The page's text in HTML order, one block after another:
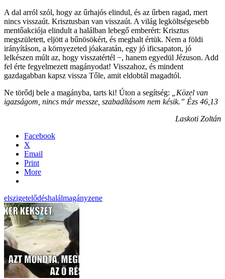
A dal arról szól, hogy az űrhajós elindul, és az űrben ragad, mert
nincs visszaút. Krisztusban van visszaút. A világ legköltségesebb
mentőakciója elindult a halálban lebegő emberért: Krisztus
megszületett, eljött a bűnösökért, és meghalt értük. Nem a földi
irányításon, a környezeted jóakaratán, egy jó ificsapaton, jó
lelkészen múlt az, hogy visszatértél −, hanem egyedül Jézuson. Add
fel érte fegyelmezett magányodat! Visszahoz, és mindent
gazdagabban kapsz vissza Tőle, amit eldobtál magadtól.
Ne törődj bele a magányba, tarts ki! Úton a segítség:
„Közel van
igazságom, nincs már messze, szabadításom nem késik.” Ézs 46,13
Laskoti Zoltán
Facebook
X
Email
Print
More
elszigetelődéshalálmagányzene